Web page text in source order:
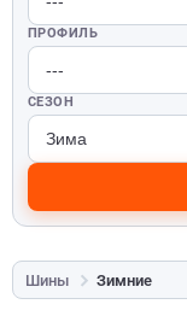
ПРОФИЛЬ
СЕЗОН
Шины Зимние